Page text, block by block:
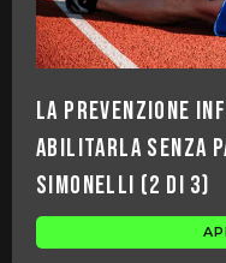
La prevenzione
abilitarla senza
Simonelli (2 di 3)